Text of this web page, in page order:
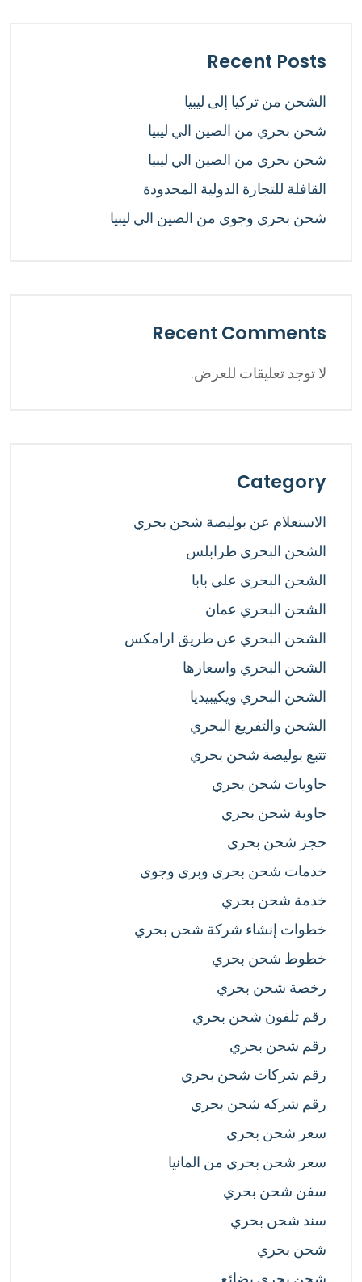
Recent Posts
الشحن من تركيا إلى ليبيا
شحن بحري من الصين الي ليبيا
شحن بحري من الصين الي ليبيا
القافلة للتجارة الدولية المحدودة
شحن بحري وجوي من الصين الي ليبيا
Recent Comments
لا توجد تعليقات للعرض.
Category
الاستعلام عن بوليصة شحن بحري
الشحن البحري طرابلس
الشحن البحري علي بابا
الشحن البحري عمان
الشحن البحري عن طريق ارامكس
الشحن البحري واسعارها
الشحن البحري ويكيبيديا
الشحن والتفريغ البحري
تتبع بوليصة شحن بحري
حاويات شحن بحري
حاوية شحن بحري
حجز شحن بحري
خدمات شحن بحري وبري وجوي
خدمة شحن بحري
خطوات إنشاء شركة شحن بحري
خطوط شحن بحري
رخصة شحن بحري
رقم تلفون شحن بحري
رقم شحن بحري
رقم شركات شحن بحري
رقم شركه شحن بحري
سعر شحن بحري
سعر شحن بحري من المانيا
سفن شحن بحري
سند شحن بحري
شحن بحري
شحن بحري بضائع